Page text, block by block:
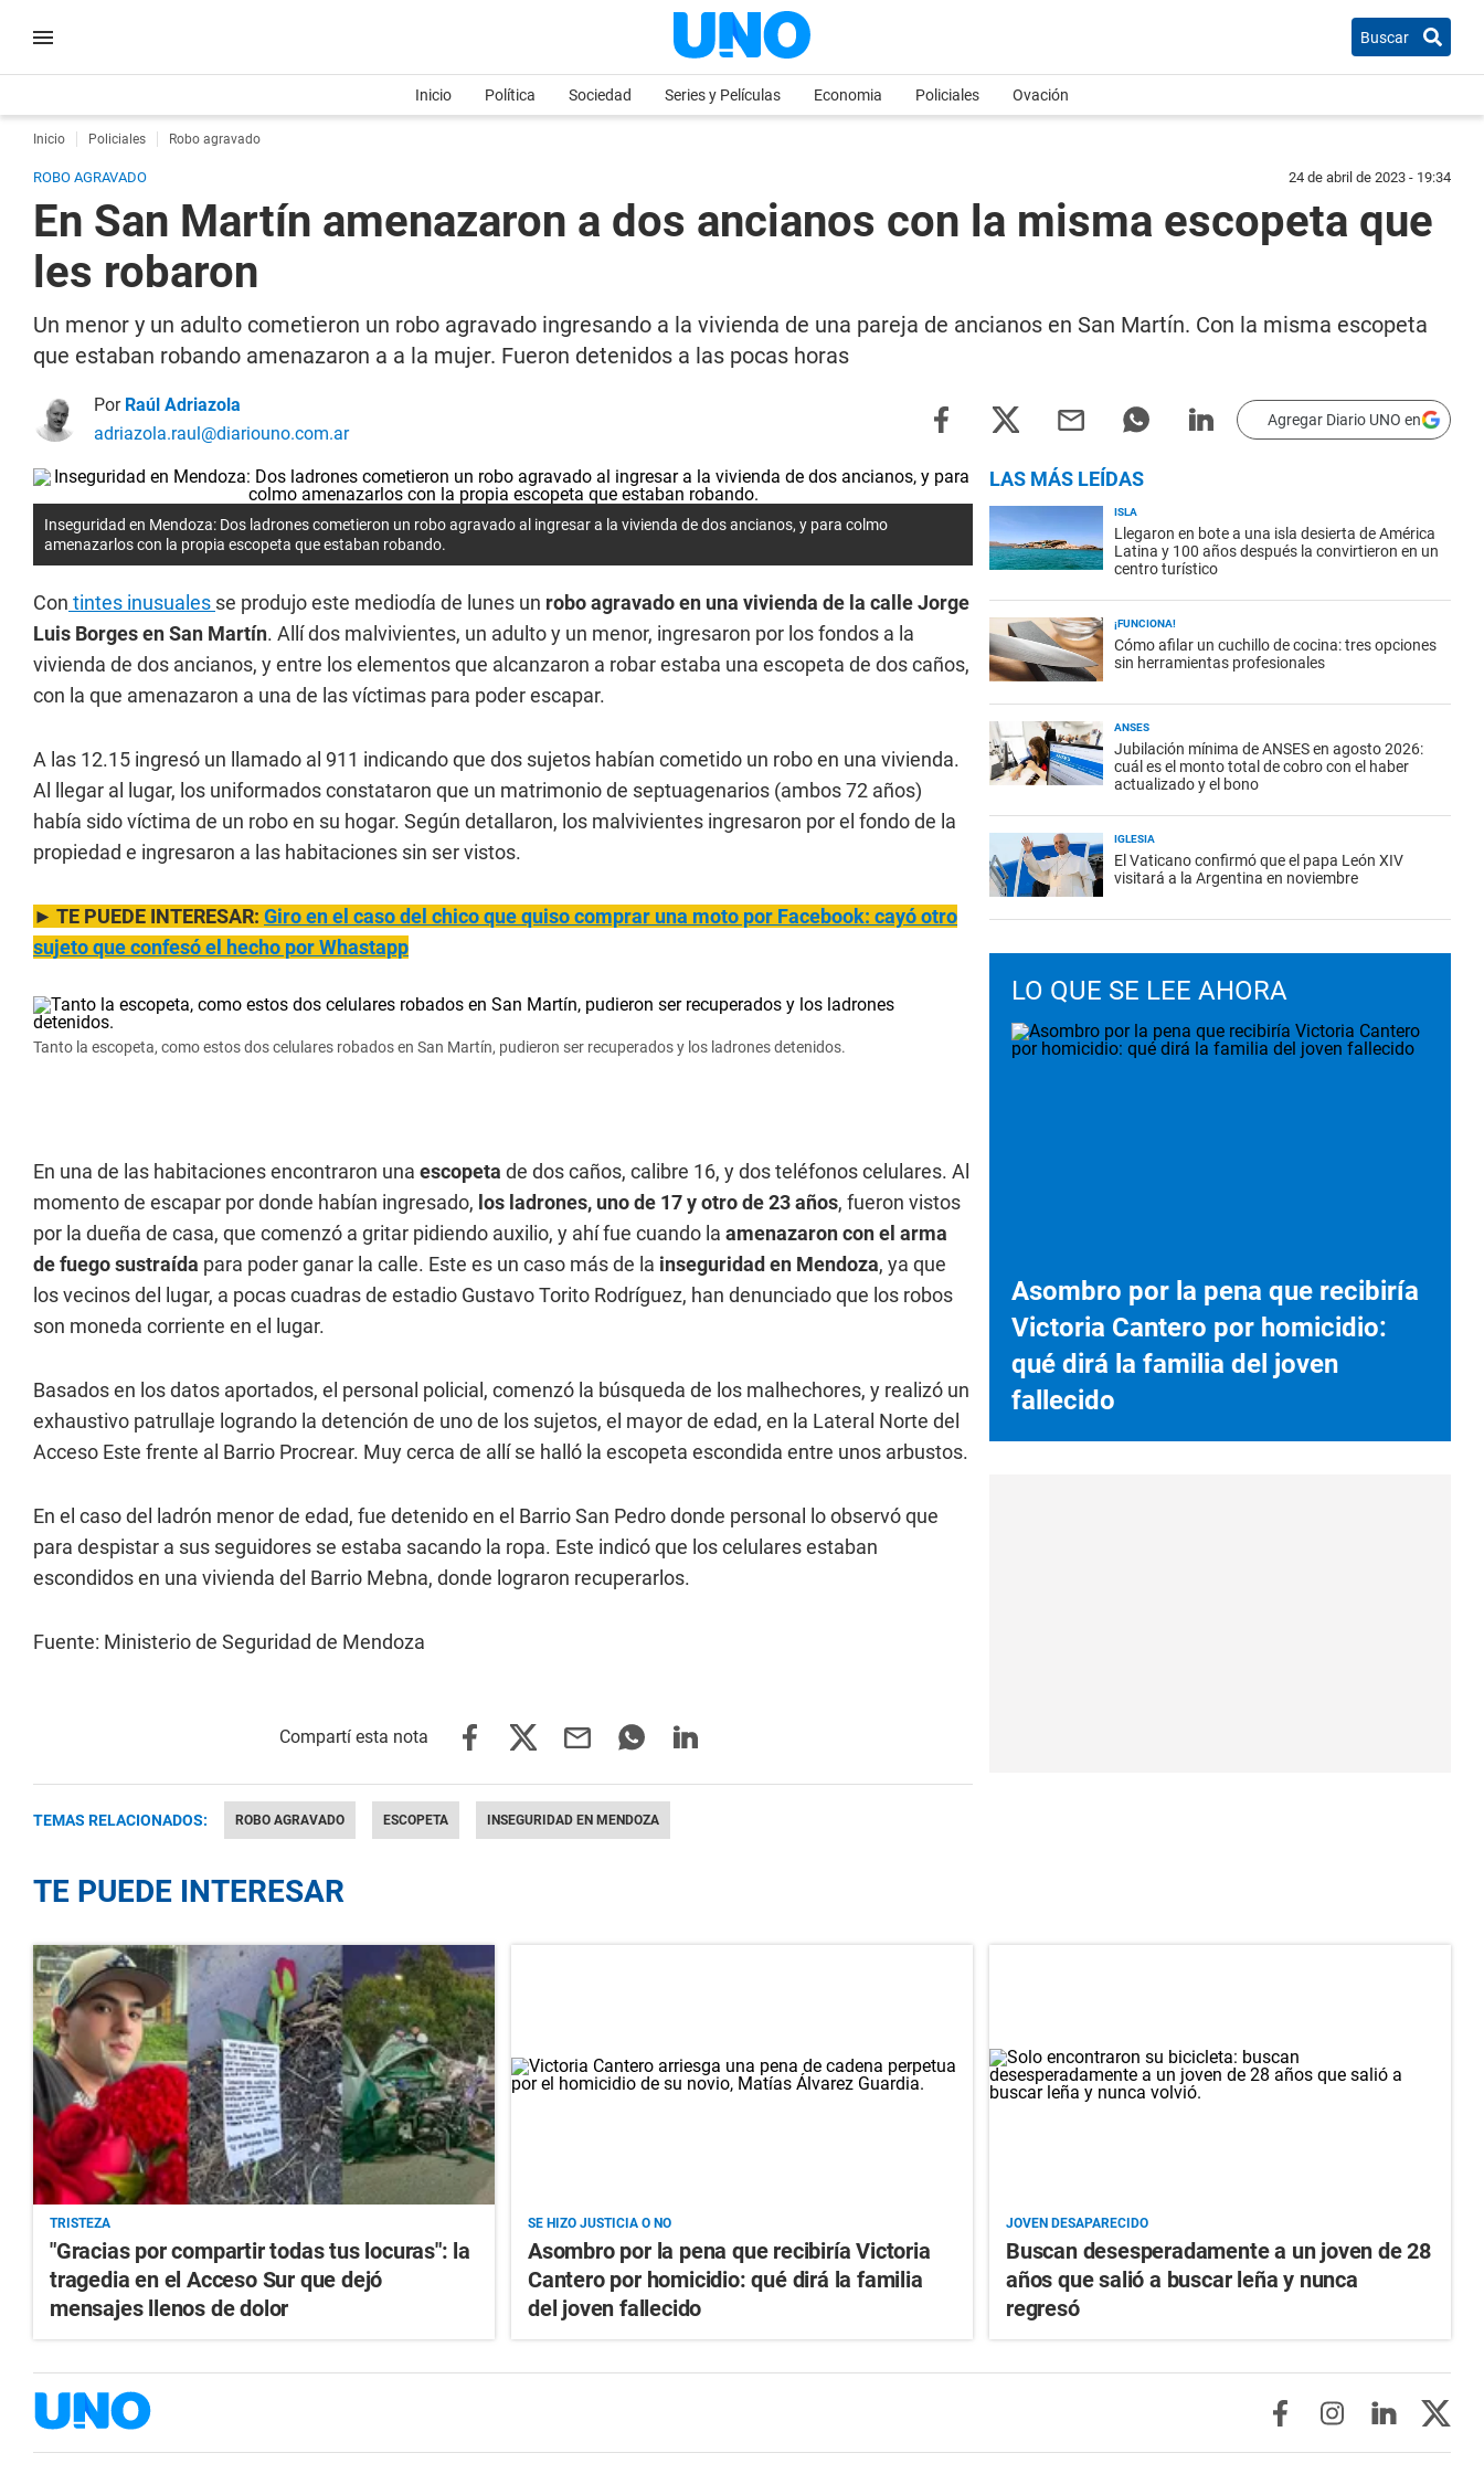
Buscar
Inicio Política Sociedad Series y Películas Economia Policiales Ovación
Inicio Policiales Robo agravado
ROBO AGRAVADO 24 de abril de 2023 - 19:34
En San Martín amenazaron a dos ancianos con la misma escopeta que
les robaron
Un menor y un adulto cometieron un robo agravado ingresando a la vivienda de una pareja de ancianos en San Martín. Con la misma escopeta
que estaban robando amenazaron a a la mujer. Fueron detenidos a las pocas horas
Por Raúl Adriazola
adriazola.raul@diariouno.com.ar
Agregar Diario UNO en
Inseguridad en Mendoza: Dos ladrones cometieron un robo agravado al ingresar a la vivienda de dos ancianos, y para colmo
amenazarlos con la propia escopeta que estaban robando.
Con tintes inusuales se produjo este mediodía de lunes un robo agravado en una vivienda de la calle Jorge
Luis Borges en San Martín. Allí dos malvivientes, un adulto y un menor, ingresaron por los fondos a la
vivienda de dos ancianos, y entre los elementos que alcanzaron a robar estaba una escopeta de dos caños,
con la que amenazaron a una de las víctimas para poder escapar.
A las 12.15 ingresó un llamado al 911 indicando que dos sujetos habían cometido un robo en una vivienda.
Al llegar al lugar, los uniformados constataron que un matrimonio de septuagenarios (ambos 72 años)
había sido víctima de un robo en su hogar. Según detallaron, los malvivientes ingresaron por el fondo de la
propiedad e ingresaron a las habitaciones sin ser vistos.
► TE PUEDE INTERESAR: Giro en el caso del chico que quiso comprar una moto por Facebook: cayó otro
sujeto que confesó el hecho por Whastapp
Tanto la escopeta, como estos dos celulares robados en San Martín, pudieron ser recuperados y los ladrones detenidos.
En una de las habitaciones encontraron una escopeta de dos caños, calibre 16, y dos teléfonos celulares. Al
momento de escapar por donde habían ingresado, los ladrones, uno de 17 y otro de 23 años, fueron vistos
por la dueña de casa, que comenzó a gritar pidiendo auxilio, y ahí fue cuando la amenazaron con el arma
de fuego sustraída para poder ganar la calle. Este es un caso más de la inseguridad en Mendoza, ya que
los vecinos del lugar, a pocas cuadras de estadio Gustavo Torito Rodríguez, han denunciado que los robos
son moneda corriente en el lugar.
Basados en los datos aportados, el personal policial, comenzó la búsqueda de los malhechores, y realizó un
exhaustivo patrullaje logrando la detención de uno de los sujetos, el mayor de edad, en la Lateral Norte del
Acceso Este frente al Barrio Procrear. Muy cerca de allí se halló la escopeta escondida entre unos arbustos.
En el caso del ladrón menor de edad, fue detenido en el Barrio San Pedro donde personal lo observó que
para despistar a sus seguidores se estaba sacando la ropa. Este indicó que los celulares estaban
escondidos en una vivienda del Barrio Mebna, donde lograron recuperarlos.
Fuente: Ministerio de Seguridad de Mendoza
TEMAS RELACIONADOS: ROBO AGRAVADO ESCOPETA INSEGURIDAD EN MENDOZA
LAS MÁS LEÍDAS
ISLA
Llegaron en bote a una isla desierta de América
Latina y 100 años después la convirtieron en un
centro turístico
¡FUNCIONA!
Cómo afilar un cuchillo de cocina: tres opciones
sin herramientas profesionales
ANSES
Jubilación mínima de ANSES en agosto 2026:
cuál es el monto total de cobro con el haber
actualizado y el bono
IGLESIA
El Vaticano confirmó que el papa León XIV
visitará a la Argentina en noviembre
LO QUE SE LEE AHORA
Asombro por la pena que recibiría
Victoria Cantero por homicidio:
qué dirá la familia del joven
fallecido
TE PUEDE INTERESAR
TRISTEZA
"Gracias por compartir todas tus locuras": la
tragedia en el Acceso Sur que dejó
mensajes llenos de dolor
SE HIZO JUSTICIA O NO
Asombro por la pena que recibiría Victoria
Cantero por homicidio: qué dirá la familia
del joven fallecido
JOVEN DESAPARECIDO
Buscan desesperadamente a un joven de 28
años que salió a buscar leña y nunca
regresó